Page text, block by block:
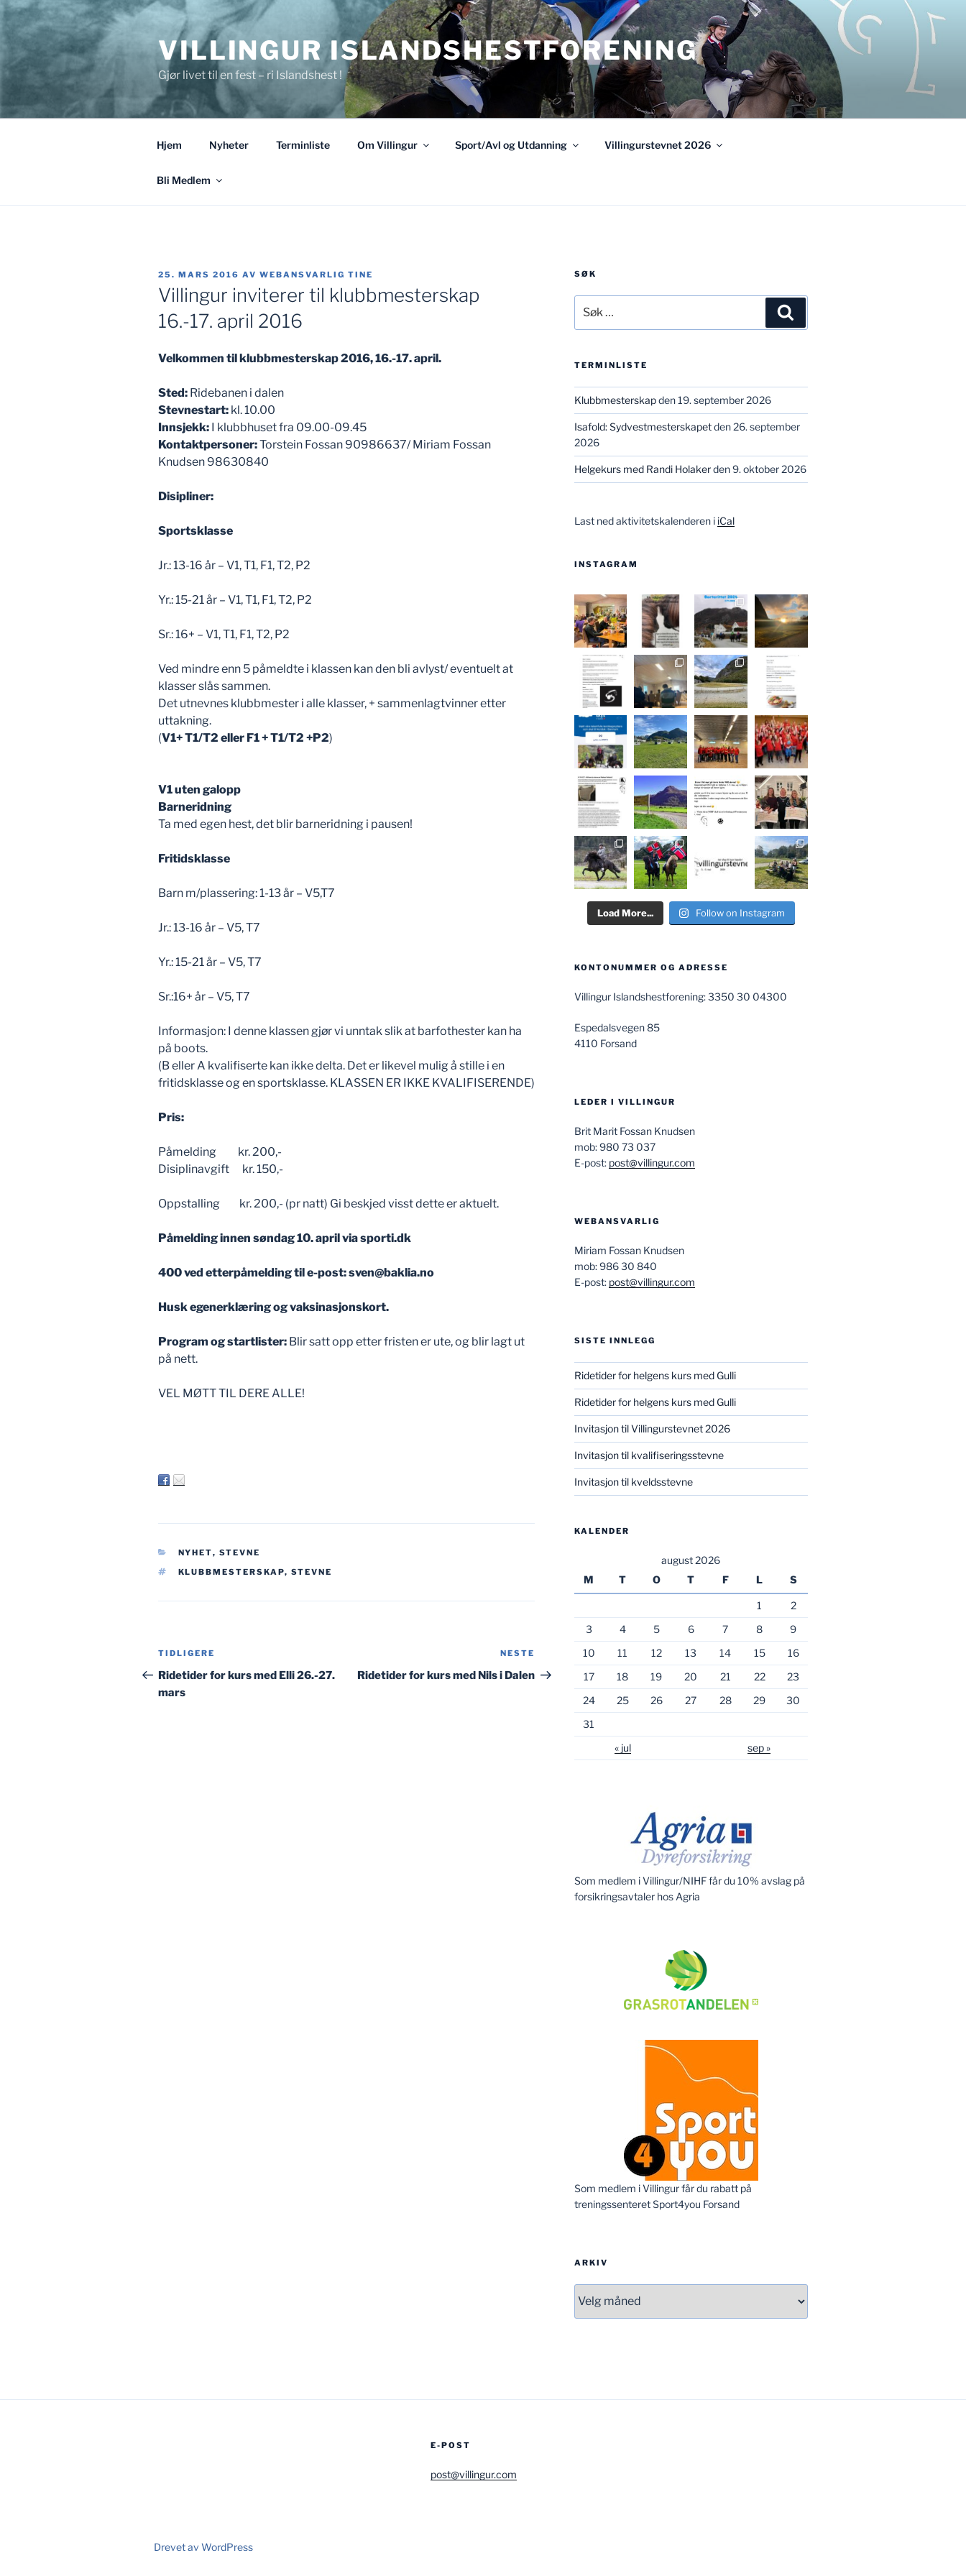
Gå
innhold
VILLINGUR ISLANDSHESTFORENING
Gjør livet til en fest – ri Islandshest !
Hjem Nyheter Terminliste Om Villingur Sport/Avl og Utdanning Villingurstevnet 2026
Bli Medlem
PUBLISERT
25. MARS 2016 AV WEBANSVARLIG TINE
Villingur inviterer til klubbmesterskap
16.-17. april 2016
Velkommen til klubbmesterskap 2016, 16.-17. april.
Sted: Ridebanen i dalen
Stevnestart: kl. 10.00
Innsjekk: I klubbhuset fra 09.00-09.45
Kontaktpersoner:Torstein Fossan 90986637/ Miriam Fossan
Knudsen 98630840
Disipliner:
Sportsklasse
Jr.: 13-16 år – V1, T1, F1, T2, P2
Yr.: 15-21 år – V1, T1, F1, T2, P2
Sr.: 16+ – V1, T1, F1, T2, P2
Ved mindre enn 5 påmeldte i klassen kan den bli avlyst/ eventuelt at
klasser slås sammen.
Det utnevnes klubbmester i alle klasser, + sammenlagtvinner etter
uttakning.
(V1+ T1/T2 eller F1 + T1/T2 +P2)
V1 uten galopp
Barneridning
Ta med egen hest, det blir barneridning i pausen!
Fritidsklasse
Barn m/plassering: 1-13 år – V5,T7
Jr.: 13-16 år – V5, T7
Yr.: 15-21 år – V5, T7
Sr.:16+ år – V5, T7
Informasjon: I denne klassen gjør vi unntak slik at barfothester kan ha
på boots.
(B eller A kvalifiserte kan ikke delta. Det er likevel mulig å stille i en
fritidsklasse og en sportsklasse. KLASSEN ER IKKE KVALIFISERENDE)
Pris:
Påmelding kr. 200,-
Disiplinavgift kr. 150,-
Oppstalling kr. 200,- (pr natt) Gi beskjed visst dette er aktuelt.
Påmelding innen søndag 10. april via sporti.dk
400 ved etterpåmelding til e-post: sven@baklia.no
Husk egenerklæring og vaksinasjonskort.
Program og startlister: Blir satt opp etter fristen er ute, og blir lagt ut
på nett.
VEL MØTT TIL DERE ALLE!
KATEGORIER
NYHET, STEVNE
STIKKORD
KLUBBMESTERSKAP, STEVNE
Innleggsnavigasjon
Forrige
innlegg
TIDLIGERE
Ridetider for kurs med Elli 26.-27.
mars
innlegg
NESTE
Ridetider for kurs med Nils i Dalen
SØK
etter:
TERMINLISTE
Klubbmesterskapden 19. september 2026
Isafold: Sydvestmesterskapetden 26. september
2026
Helgekurs med Randi Holakerden 9. oktober 2026
Last ned aktivitetskalenderen i iCal
INSTAGRAM
Load More... Follow on Instagram
KONTONUMMER OG ADRESSE
Villingur Islandshestforening: 3350 30 04300
Espedalsvegen 85
4110 Forsand
LEDER I VILLINGUR
Brit Marit Fossan Knudsen
mob: 980 73 037
E-post: post@villingur.com
WEBANSVARLIG
Miriam Fossan Knudsen
mob: 986 30 840
E-post: post@villingur.com
SISTE INNLEGG
Ridetider for helgens kurs med Gulli
Ridetider for helgens kurs med Gulli
Invitasjon til Villingurstevnet 2026
Invitasjon til kvalifiseringsstevne
Invitasjon til kveldsstevne
KALENDER
august 2026
M
T O T F L S
1
2
3
4 5 6 7 8
9
10
11 12 13 14 15
16
17
18 19 20 21 22
23
24
25 26 27 28 29
30
31
« jul
sep »
Som medlem i Villingur/NIHF får du 10% avslag på
forsikringsavtaler hos Agria
Som medlem i Villingur får du rabatt på
treningssenteret Sport4you Forsand
ARKIV
E-POST
post@villingur.com
Drevet av WordPress